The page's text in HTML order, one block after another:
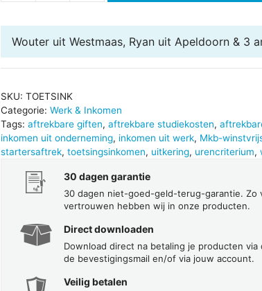
Wouter uit Westmaas, Ryan uit Apeldoorn & 3
SKU: TOETSINK
Categorie: Werk & Inkomen
Tags: aftrekbare giften, aftrekbare studiekosten,
inkomen uit onderneming, inkomen uit werk, Mkb-
startersaftrek, toetsingsinkomen, uitkering, urencriterium,
30 dagen garantie
30 dagen niet-goed-geld-terug-garantie. Zo
vertrouwen hebben wij in onze producten.
Direct downloaden
Download direct na betaling je producten via
de bevestigingsmail en/of via jouw account.
Veilig betalen